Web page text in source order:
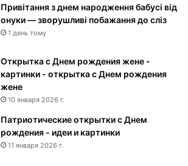
Привітання з днем народження бабусі від
онуки — зворушливі побажання до сліз
1 день тому
Открытка с Днем рождения жене -
картинки - открытка с Днем рождения
жене
10 января 2026 г.
Патриотические открытки с Днем
рождения - идеи и картинки
11 января 2026 г.